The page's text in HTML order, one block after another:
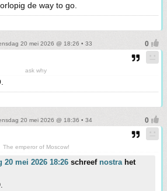
de way to go.
20 mei 2026 @ 18:26 • 33
ask why
20 mei 2026 @ 18:36 • 34
The emperor of Moscow!
20 mei 2026 18:26 schreef nostrahet